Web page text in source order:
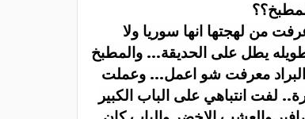
من لهجتها انها سوريا ولا
يطل على الحديقة... والمطبخ
معرفت شو اعمل... وعملت
لفت انتباهي على الباب الكبير